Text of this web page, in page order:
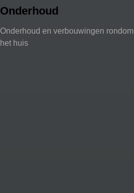
Onderhoud
Onderhoud en verbouwingen rondom
het huis